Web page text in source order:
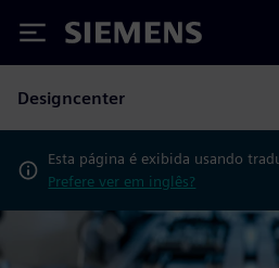
Siemens
Designcenter
Esta página é exibida usando
Prefere ver em inglês?